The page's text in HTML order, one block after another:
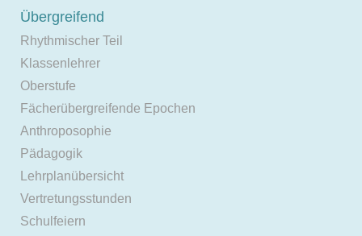
Übergreifend
Rhythmischer Teil
Klassenlehrer
Oberstufe
Fächerübergreifende Epochen
Anthroposophie
Pädagogik
Lehrplanübersicht
Vertretungsstunden
Schulfeiern